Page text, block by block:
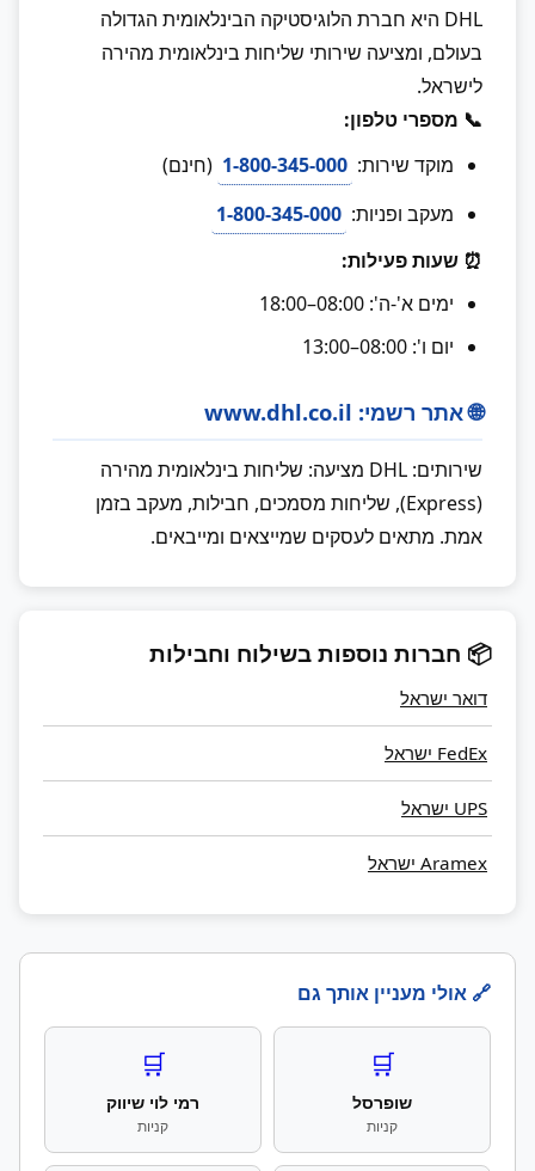
DHL היא חברת הלוגיסטיקה הבינלאומית הגדולה
בעולם, ומציעה שירותי שליחות בינלאומית מהירה
לישראל.
📞 מספרי טלפון:
מוקד שירות: 1-800-345-000 (חינם)
מעקב ופניות: 1-800-345-000
⏰ שעות פעילות:
ימים א'-ה': 08:00–18:00
יום ו': 08:00–13:00
🌐 אתר רשמי: www.dhl.co.il
שירותים: DHL מציעה: שליחות בינלאומית מהירה
(Express), שליחות מסמכים, חבילות, מעקב בזמן
אמת. מתאים לעסקים שמייצאים ומייבאים.
📦 חברות נוספות בשילוח וחבילות
דואר ישראל
FedEx ישראל
UPS ישראל
Aramex ישראל
🔗 אולי מעניין אותך גם
🛒
שופרסל
קניות
🛒
רמי לוי שיווק
קניות